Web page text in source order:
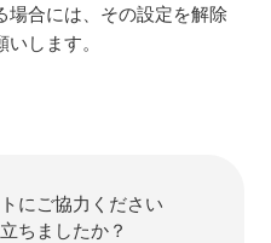
場合には、その設定を解除
します。
にご協力ください
ちましたか？